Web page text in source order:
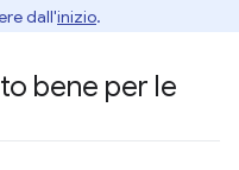
dall'inizio.
bene per le